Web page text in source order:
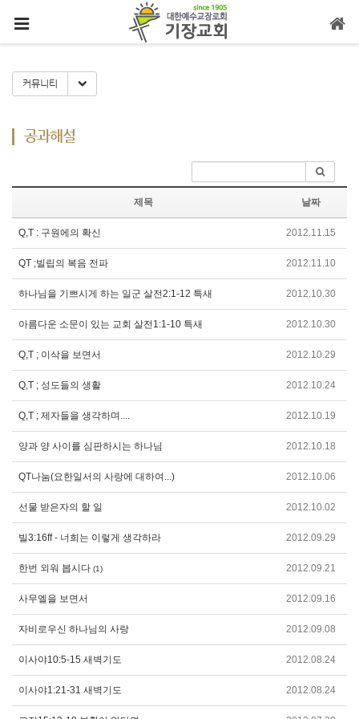
커뮤니티 Toggle Dropdown
공과해설
제목 날짜
Q,T : 구원에의 확신 2012.11.15
QT ;빌립의 복음 전파 2012.11.10
하나님을 기쁘시게 하는 일군 살전2:1-12 특새 2012.10.30
아름다운 소문이 있는 교회 살전1:1-10 특새 2012.10.30
Q,T ; 이삭을 보면서 2012.10.29
Q,T ; 성도들의 생활 2012.10.24
Q,T ; 제자들을 생각하며.... 2012.10.19
양과 양 사이를 심판하시는 하나님 2012.10.18
QT나눔(요한일서의 사랑에 대하여...) 2012.10.06
선물 받은자의 할 일 2012.10.02
빌3:16ff - 너희는 이렇게 생각하라 2012.09.29
한번 외워 봅시다 (1) 2012.09.21
사무엘을 보면서 2012.09.16
자비로우신 하나님의 사랑 2012.09.08
이사야10:5-15 새벽기도 2012.08.24
이사야1:21-31 새벽기도 2012.08.24